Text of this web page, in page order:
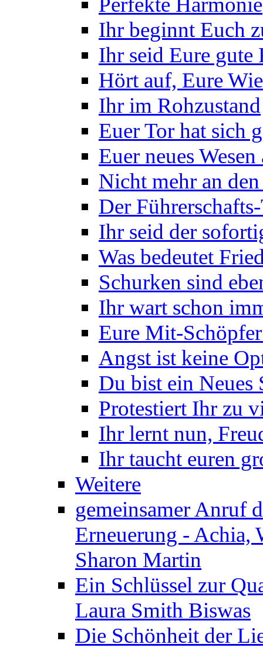
Ihr beginnt Euch
Ihr seid Eure gute
Hört auf, Eure
Ihr im Rohzustand
Euer Tor hat sich
Euer neues
Nicht mehr an
Der
Ihr seid der
Was bedeutet
Schurken sind
Ihr wart schon
Eure Mit-
Angst ist keine
Du bist ein
Protestiert Ihr zu
Ihr lernt nun,
Ihr taucht euren
Weitere
gemeinsamer Anruf
Erneuerung - Achia,
Sharon Martin
Ein Schlüssel zur
Laura Smith Biswas
Die Schönheit der